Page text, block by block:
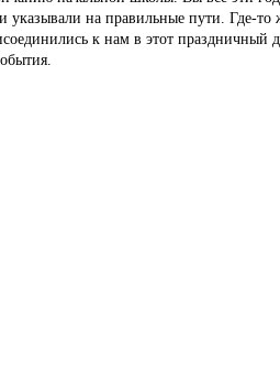
на правильные пути. Где-то
к нам в этот праздничный